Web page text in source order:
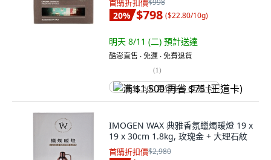
首購折扣價$998
20% $798 ($22.80/10g)
明天 8/11 (二) 預計送達
酷澎直售 ∙ 免運 ∙ 免費退貨
(1)
满 $1,500 再省 $75 (王道卡)
IMOGEN WAX 典雅香氛蠟燭暖燈 19 x
19 x 30cm 1.8kg, 玫瑰金 + 大理石紋
首購折扣價$2,980